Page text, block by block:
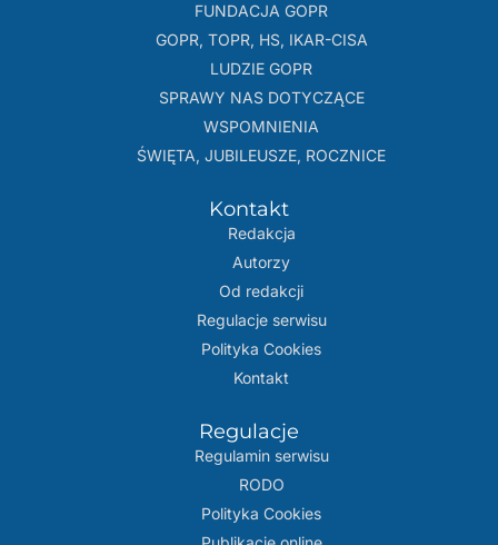
FUNDACJA GOPR
GOPR, TOPR, HS, IKAR-CISA
LUDZIE GOPR
SPRAWY NAS DOTYCZĄCE
WSPOMNIENIA
ŚWIĘTA, JUBILEUSZE, ROCZNICE
Kontakt
Redakcja
Autorzy
Od redakcji
Regulacje serwisu
Polityka Cookies
Kontakt
Regulacje
Regulamin serwisu
RODO
Polityka Cookies